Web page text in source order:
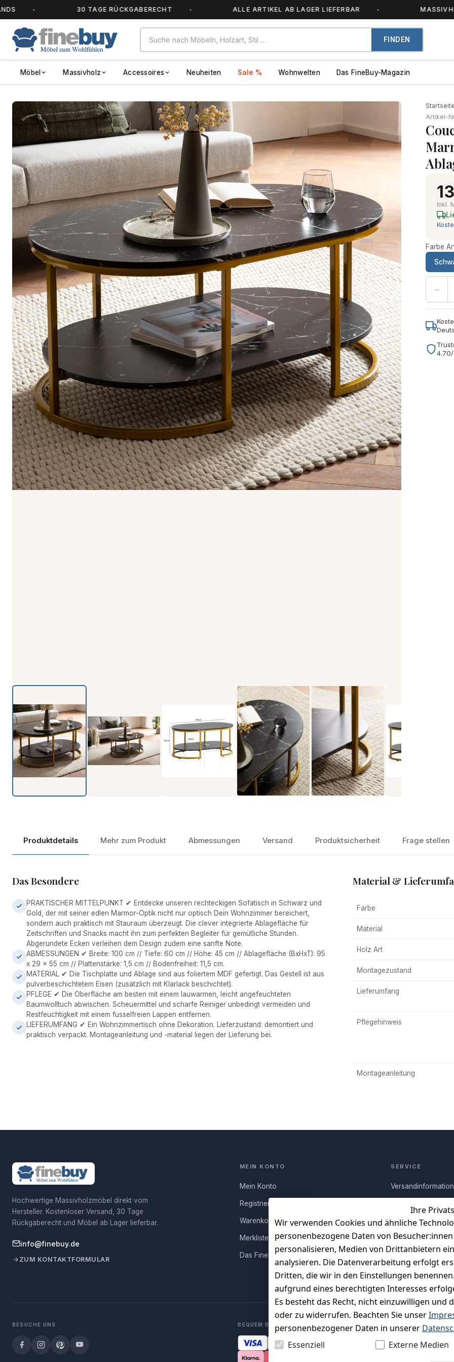
30 TAGE RÜCKGABERECHT ALLE ARTIKEL AB LAGER LIEFERBAR MASSIVHOLZ –
FINDEN
Möbel Massivholz Accessoires Neuheiten Sale % Wohnwelten Das FineBuy-Magazin
Startseite
Artikel-
Inkl.
Farbe
−
Produktdetails Mehr zum Produkt Abmessungen Versand Produktsicherheit Frage stellen
Das Besondere
PRAKTISCHER MITTELPUNKT ✔ Entdecke unseren rechteckigen Sofatisch in Schwarz und
Gold, der mit seiner edlen Marmor-Optik nicht nur optisch Dein Wohnzimmer bereichert,
sondern auch praktisch mit Stauraum überzeugt. Die clever integrierte Ablagefläche für
Zeitschriften und Snacks macht ihn zum perfekten Begleiter für gemütliche Stunden.
Abgerundete Ecken verleihen dem Design zudem eine sanfte Note.
ABMESSUNGEN ✔ Breite: 100 cm // Tiefe: 60 cm // Höhe: 45 cm // Ablagefläche (BxHxT): 95
x 29 x 55 cm // Plattenstärke: 1,5 cm // Bodenfreiheit: 11,5 cm.
MATERIAL ✔ Die Tischplatte und Ablage sind aus foliertem MDF gefertigt. Das Gestell ist aus
pulverbeschichtetem Eisen (zusätzlich mit Klarlack beschichtet).
PFLEGE ✔ Die Oberfläche am besten mit einem lauwarmen, leicht angefeuchteten
Baumwolltuch abwischen. Scheuermittel und scharfe Reiniger unbedingt vermeiden und
Restfeuchtigkeit mit einem fusselfreien Lappen entfernen.
LIEFERUMFANG ✔ Ein Wohnzimmertisch ohne Dekoration. Lieferzustand: demontiert und
praktisch verpackt. Montageanleitung und -material liegen der Lieferung bei.
Material &
Farbe
Material
Holz Art
Montagezustand
Lieferumfang
Pflegehinweis
Montageanleitung
Ihre
Wir verwenden Cookies und ähnliche
personenbezogene Daten von
personalisieren, Medien von Drittanbietern
analysieren. Die Datenverarbeitung erfolgt
Dritten, die wir in den Einstellungen
aufgrund eines berechtigten Interesses
Es besteht das Recht, nicht einzuwilligen
oder zu widerrufen. Beachten Sie unser
personenbezogener Daten in unserer
Essenziell
Externe Medien
Hochwertige Massivholzmöbel direkt vom
Hersteller. Kostenloser Versand, 30 Tage
Rückgaberecht und Möbel ab Lager lieferbar.
info@finebuy.de
ZUM KONTAKTFORMULAR
MEIN KONTO
Mein Konto
Registrieren
Warenkorb
Merkliste
Das FineBuy-Magazin
SERVICE
Rücksendung
Persönlicher
Erfahrungen
Vertrag
BESUCHE UNS BEQUEM BEZAHLEN MIT